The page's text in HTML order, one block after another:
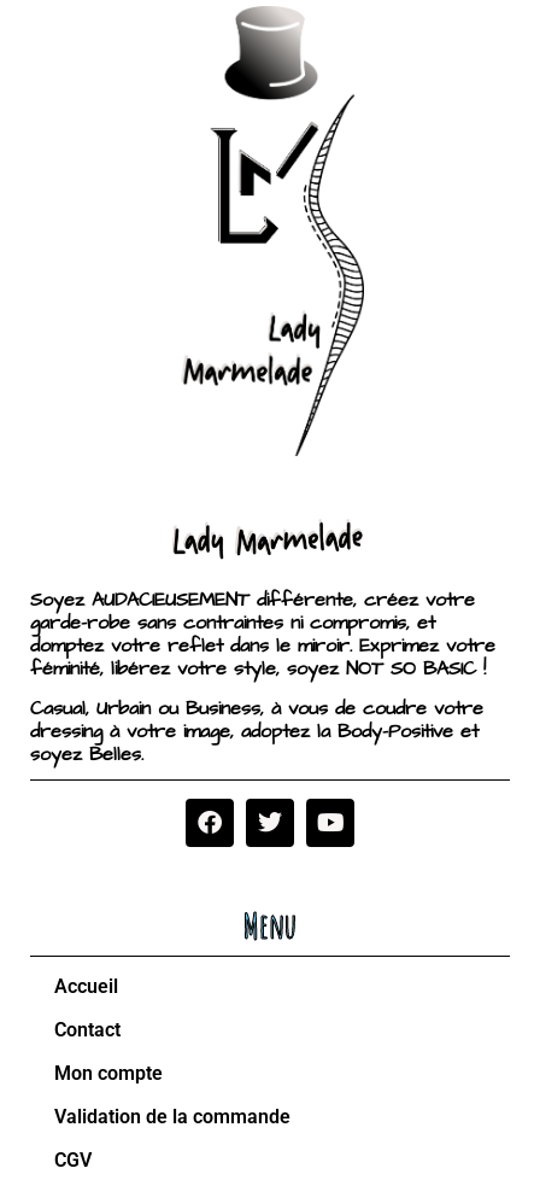
Soyez AUDACIEUSEMENT différente, créez votre
garde-robe sans contraintes ni compromis, et
domptez votre reflet dans le miroir. Exprimez votre
féminité, libérez votre style, soyez NOT SO BASIC !
Casual, Urbain ou Business, à vous de coudre votre
dressing à votre image, adoptez la Body-Positive et
soyez Belles.
Menu
Accueil
Contact
Mon compte
Validation de la commande
CGV